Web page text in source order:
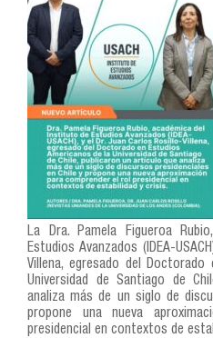
La Dra. Pamela Figueroa
Estudios Avanzados (IDEA-
Villena, egresado del
Universidad de Santiago de
analiza más de un siglo de
propone una nueva
presidencial en contextos de